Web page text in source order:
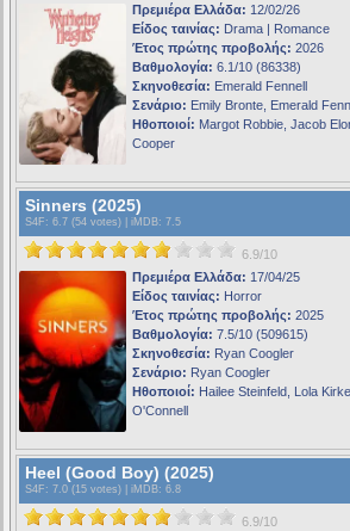
Πρεμιέρα Ελλάδα: 12/02/26
Είδος ταινίας: Drama | Romance
Έτος πρώτης προβολής: 2026
Βαθμολογία: 6.1/10 (86338)
Σκηνοθεσία: Emerald Fennell
Σενάριο: Emily Bronte, Emerald
Ηθοποιοί: Margot Robbie, Jacob
Cooper
Sinners (2025)
S4F : 6.7 (54 votes) | iMDB: 7.5
6.9/10
Πρεμιέρα Ελλάδα: 17/04/25
Είδος ταινίας: Horror
Έτος πρώτης προβολής: 2025
Βαθμολογία: 7.5/10 (509615)
Σκηνοθεσία: Ryan Coogler
Σενάριο: Ryan Coogler
Ηθοποιοί: Hailee Steinfeld, Lola
O'Connell
Heel (Good Boy) (2025)
S4F : 7.0 (15 votes) | iMDB: 6.8
6.9/10